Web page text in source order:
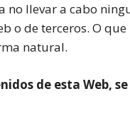
no llevar a cabo
o de terceros. O
natural.
de esta Web,